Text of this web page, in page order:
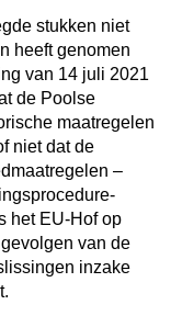
stukken niet
heeft genomen
van 14 juli 2021
de Poolse
maatregelen
niet dat de
–
het EU-Hof op
van de
inzake